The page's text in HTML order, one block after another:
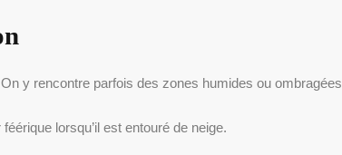
y rencontre parfois des zones humides ou
lorsqu’il est entouré de neige.